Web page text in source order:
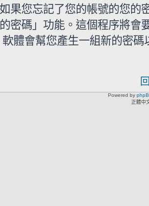
果您忘記了您的帳號的您的
密碼」功能。這個程序將會
軟體會幫您產生一組新的密
Powered by
正體中